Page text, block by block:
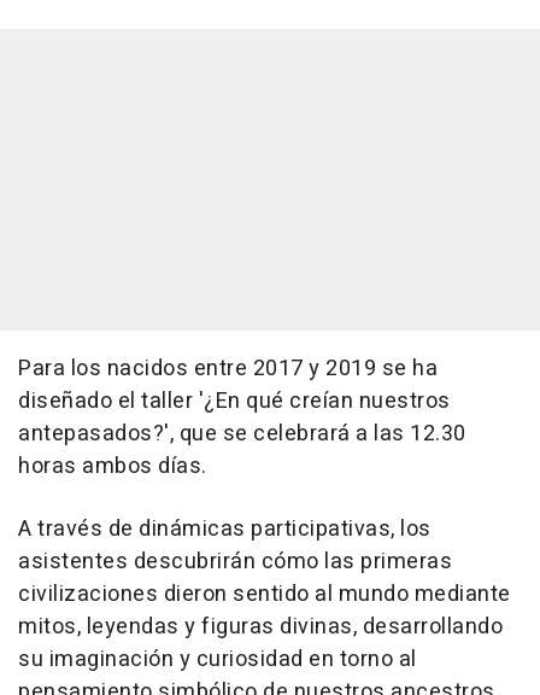
Para los nacidos entre 2017 y 2019 se ha
diseñado el taller '¿En qué creían nuestros
antepasados?', que se celebrará a las 12.30
horas ambos días.
A través de dinámicas participativas, los
asistentes descubrirán cómo las primeras
civilizaciones dieron sentido al mundo mediante
mitos, leyendas y figuras divinas, desarrollando
su imaginación y curiosidad en torno al